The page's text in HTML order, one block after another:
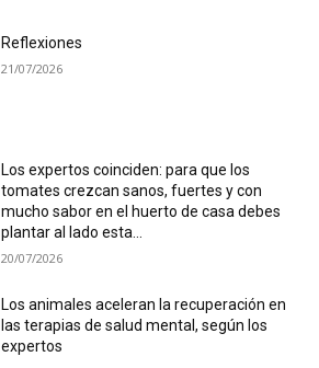
Reflexiones
21/07/2026
Los expertos coinciden: para que los
tomates crezcan sanos, fuertes y con
mucho sabor en el huerto de casa debes
plantar al lado esta...
20/07/2026
Los animales aceleran la recuperación en
las terapias de salud mental, según los
expertos